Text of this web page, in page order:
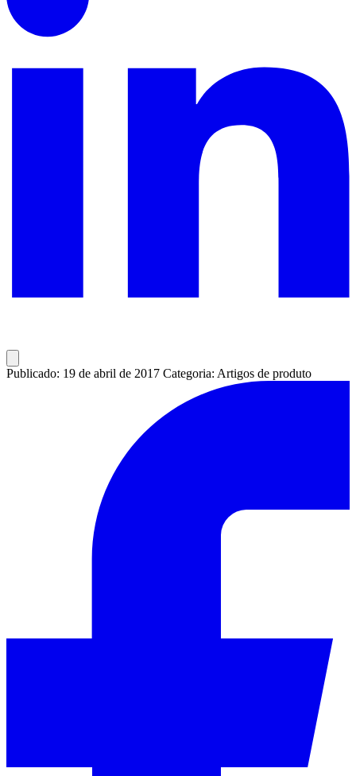
Publicado: 19 de abril de 2017 Categoria: Artigos de produto